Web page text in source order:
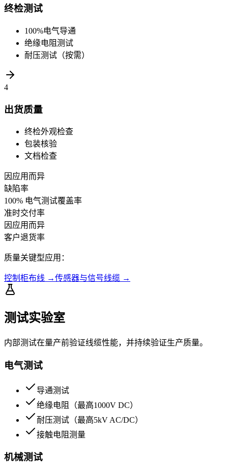
终检测试
100%电气导通
绝缘电阻测试
耐压测试（按需）
4
出货质量
终检外观检查
包装核验
文档检查
因应用而异
缺陷率
100% 电气测试覆盖率
准时交付率
因应用而异
客户退货率
质量关键型应用：
控制柜布线 →传感器与信号线缆 →
测试实验室
内部测试在量产前验证线缆性能，并持续验证生产质量。
电气测试
导通测试
绝缘电阻（最高1000V DC）
耐压测试（最高5kV AC/DC）
接触电阻测量
机械测试